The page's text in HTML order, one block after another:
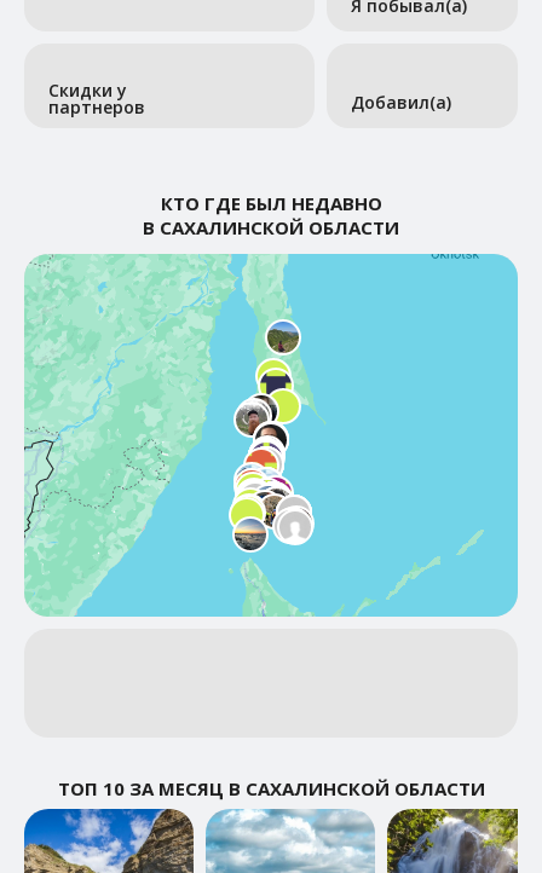
Я побывал(а)
Скидки у
партнеров Добавил(а)
КТО ГДЕ БЫЛ НЕДАВНО
В САХАЛИНСКОЙ ОБЛАСТИ
ТОП 10 ЗА МЕСЯЦ В САХАЛИНСКОЙ ОБЛАСТИ